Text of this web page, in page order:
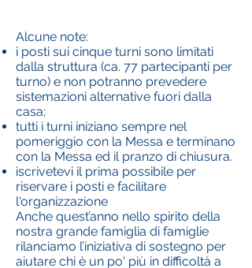
Alcune note:
i posti sui cinque turni sono limitati
dalla struttura (ca. 77 partecipanti per
turno) e non potranno prevedere
sistemazioni alternative fuori dalla
casa;
tutti i turni iniziano sempre nel
pomeriggio con la Messa e terminano
con la Messa ed il pranzo di chiusura.
iscrivetevi il prima possibile per
riservare i posti e facilitare
l'organizzazione
Anche quest’anno nello spirito della
nostra grande famiglia di famiglie
rilanciamo l’iniziativa di sostegno per
aiutare chi è un po' più in difficoltà a